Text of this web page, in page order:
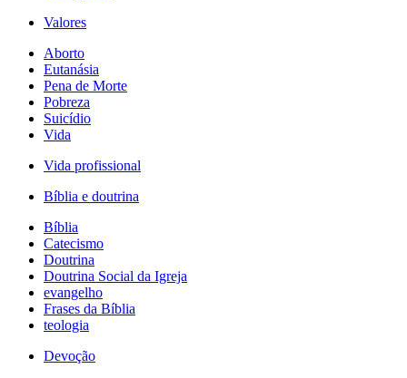
Valores
Aborto
Eutanásia
Pena de Morte
Pobreza
Suicídio
Vida
Vida profissional
Bíblia e doutrina
Bíblia
Catecismo
Doutrina
Doutrina Social da Igreja
evangelho
Frases da Bíblia
teologia
Devoção